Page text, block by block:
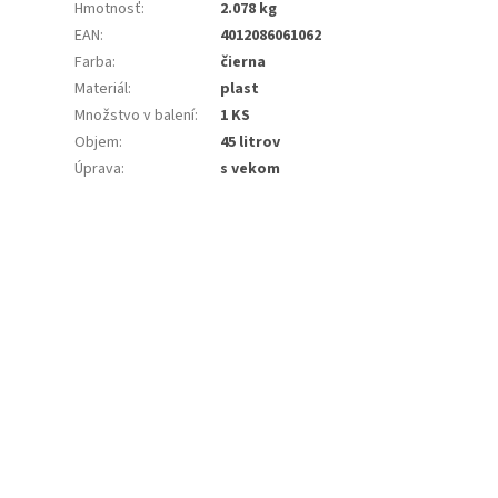
Hmotnosť:
2.078 kg
EAN:
4012086061062
Farba:
čierna
Materiál:
plast
Množstvo v balení:
1 KS
Objem:
45 litrov
Úprava: s vekom